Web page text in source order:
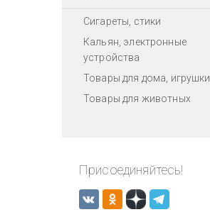
Сигареты, стики
Кальян, электронные
устройства
Товары для дома, игрушки
Товары для животных
Присоединяйтесь!